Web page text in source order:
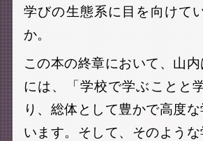
学びの生態系に目を向けて
か。
この本の終章において、山
には、「学校で学ぶことと
り、総体として豊かで高度
います。そして、そのよう